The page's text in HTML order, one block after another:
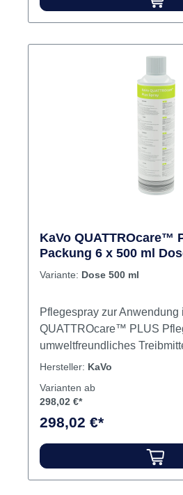
KaVo QUATTROcare™
Packung 6 x 500 ml
Variante: Dose 500 ml
Pflegespray zur Anwendung
QUATTROcare™ PLUS
umweltfreundliches
Inhalt. Inhalt Pflegespray
Hersteller: KaVo
Varianten ab
298,02 €*
298,02 €*